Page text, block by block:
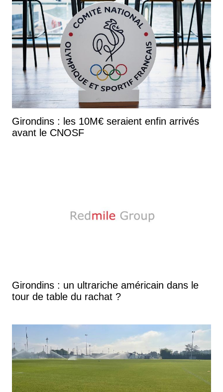
Girondins : les 10M€ seraient enfin arrivés
avant le CNOSF
Girondins : un ultrariche américain dans le
tour de table du rachat ?